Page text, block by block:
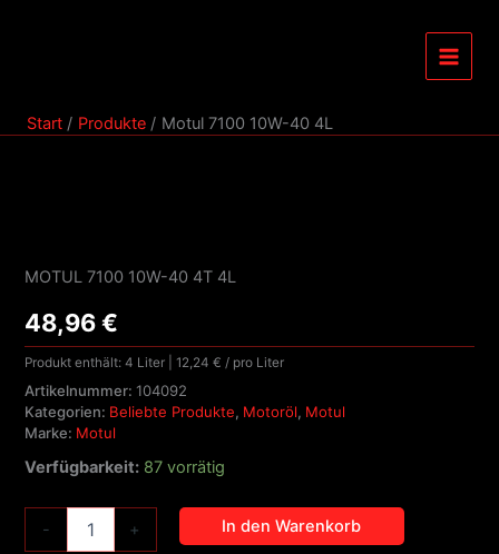
Start Produkte Motul 7100 10W-40 4L
MOTUL 7100 10W-40 4T 4L
48,96€
Produkt enthält: 4 Liter |12,24€ / pro Liter
Artikelnummer:104092
Kategorien: Beliebte Produkte, Motoröl, Motul
Marke: Motul
Verfügbarkeit: 87 vorrätig
-
40
Menge
+ In den Warenkorb